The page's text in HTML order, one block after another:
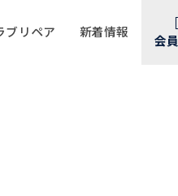
ブリペア 新着情報
会